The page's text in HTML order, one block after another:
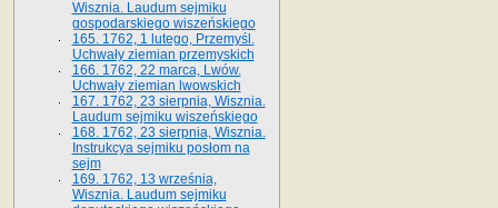
Wisznia. Laudum sejmiku
gospodarskiego wiszeńskiego
165. 1762, 1 lutego, Przemyśl.
Uchwały ziemian przemyskich
166. 1762, 22 marca, Lwów.
Uchwały ziemian lwowskich
167. 1762, 23 sierpnia, Wisznia.
Laudum sejmiku wiszeńskiego
168. 1762, 23 sierpnia, Wisznia.
Instrukcya sejmiku posłom na
sejm
169. 1762, 13 września,
Wisznia. Laudum sejmiku